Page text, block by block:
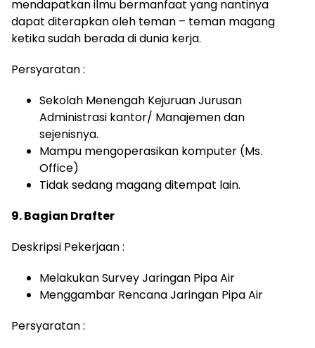
mendapatkan ilmu bermanfaat yang nantinya
dapat diterapkan oleh teman – teman magang
ketika sudah berada di dunia kerja.
Persyaratan :
Sekolah Menengah Kejuruan Jurusan
Administrasi kantor/ Manajemen dan
sejenisnya.
Mampu mengoperasikan komputer (Ms.
Office)
Tidak sedang magang ditempat lain.
9. Bagian Drafter
Deskripsi Pekerjaan :
Melakukan Survey Jaringan Pipa Air
Menggambar Rencana Jaringan Pipa Air
Persyaratan :